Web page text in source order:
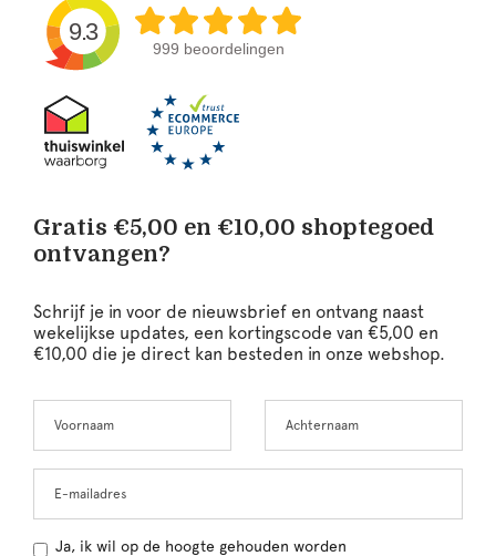
9.3
999 beoordelingen
Gratis €5,00 en €10,00 shoptegoed
ontvangen?
Schrijf je in voor de nieuwsbrief en ontvang naast
wekelijkse updates, een kortingscode van €5,00 en
€10,00 die je direct kan besteden in onze webshop.
this
Ja, ik wil op de hoogte gehouden worden